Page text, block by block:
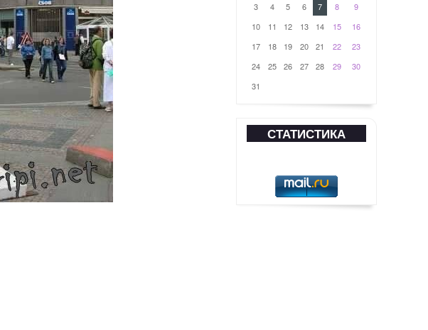
3
4 5 6 7 8
9
10
11 12 13 14 15
16
17
18 19 20 21 22
23
24
25 26 27 28 29
30
31
СТАТИСТИКА